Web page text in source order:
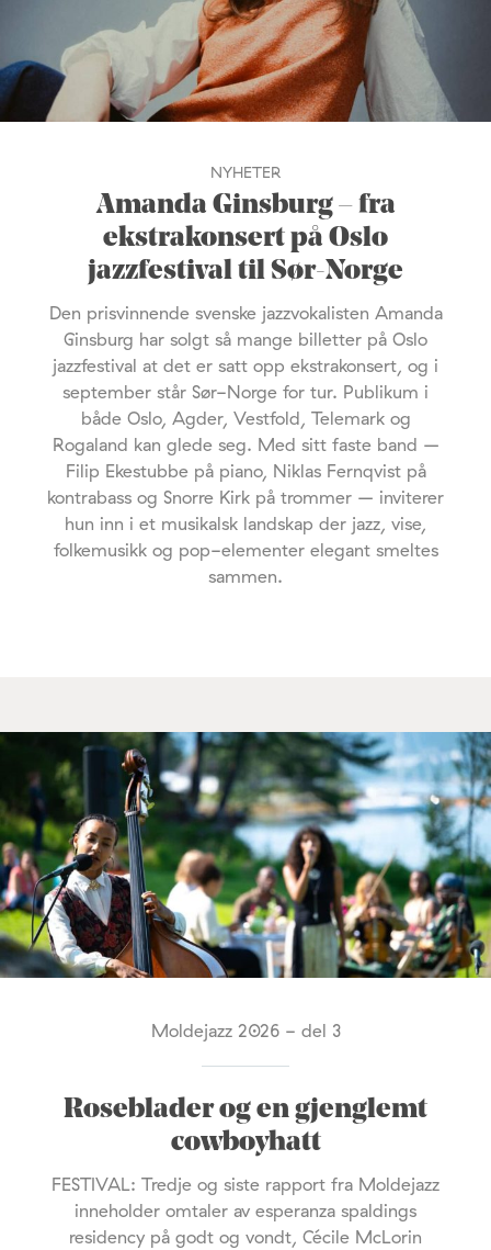
NYHETER
Amanda Ginsburg – fra
ekstrakonsert på Oslo
jazzfestival til Sør-Norge
Den prisvinnende svenske jazzvokalisten Amanda
Ginsburg har solgt så mange billetter på Oslo
jazzfestival at det er satt opp ekstrakonsert, og i
september står Sør-Norge for tur. Publikum i
både Oslo, Agder, Vestfold, Telemark og
Rogaland kan glede seg. Med sitt faste band –
Filip Ekestubbe på piano, Niklas Fernqvist på
kontrabass og Snorre Kirk på trommer – inviterer
hun inn i et musikalsk landskap der jazz, vise,
folkemusikk og pop-elementer elegant smeltes
sammen.
Moldejazz 2026 - del 3
Roseblader og en gjenglemt
cowboyhatt
FESTIVAL: Tredje og siste rapport fra Moldejazz
inneholder omtaler av esperanza spaldings
residency på godt og vondt, Cécile McLorin